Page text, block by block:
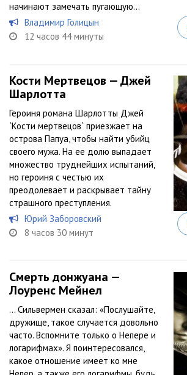
начинают замечать пугающую...
Владимир Голицын
12 часов 44 минуты
Кости Мертвецов — Джей
Шарлотта
Героиня романа Шарлотты Джей
`Кости мертвецов` приезжает на
острова Папуа, чтобы найти убийц
своего мужа. На ее долю выпадает
множество труднейших испытаний,
но героиня с честью их
преодолевает и раскрывает тайну
страшного преступления.
Юрий Заборовский
8 часов 30 минут
Смерть донжуана —
Лоуренс Мейнел
… Сильвермен сказал: «Послушайте,
дружище, такое случается довольно
часто. Вспомните только о Непере и
логарифмах». Я поинтересовался,
какое отношение имеет ко мне